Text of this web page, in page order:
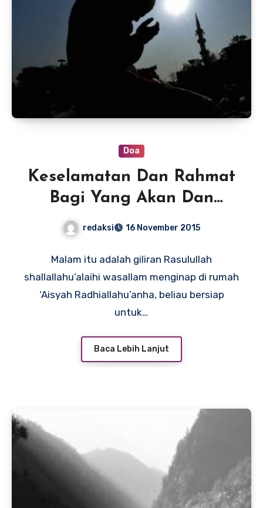
Doa
Keselamatan Dan Rahmat
Bagi Yang Akan Dan
Sudah Meninggal
redaksi 16 November 2015
Malam itu adalah giliran Rasulullah
shallallahu’alaihi wasallam menginap di rumah
‘Aisyah Radhiallahu’anha, beliau bersiap
untuk…
Baca Lebih Lanjut